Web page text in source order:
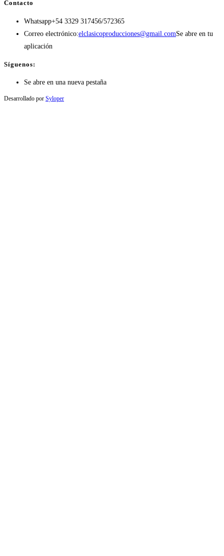
Contacto
Whatsapp+54 3329 317456/572365
Correo electrónico:elclasicoproducciones@gmail.comSe abre en tu
aplicación
Síguenos:
Se abre en una nueva pestaña
Desarrollado por Syloper